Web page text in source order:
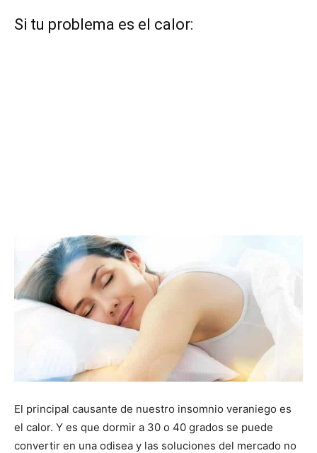
Si tu problema es el calor:
El principal causante de nuestro insomnio veraniego es
el calor. Y es que dormir a 30 o 40 grados se puede
convertir en una odisea y las soluciones del mercado no